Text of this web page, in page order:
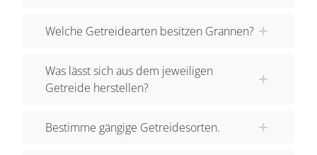
Welche Getreidearten besitzen Grannen?
Was lässt sich aus dem jeweiligen
Getreide herstellen?
Bestimme gängige Getreidesorten.